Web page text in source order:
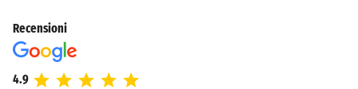
Recensioni
4.9